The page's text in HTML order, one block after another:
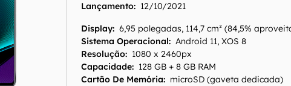
Lançamento: 12/10/2021
Display: 6,95 polegadas, 114,7 cm² (84,5%
Sistema Operacional: Android 11, XOS 8
Resolução: 1080 x 2460px
Capacidade: 128 GB + 8 GB RAM
Cartão De Memória: microSD (gaveta dedicada)